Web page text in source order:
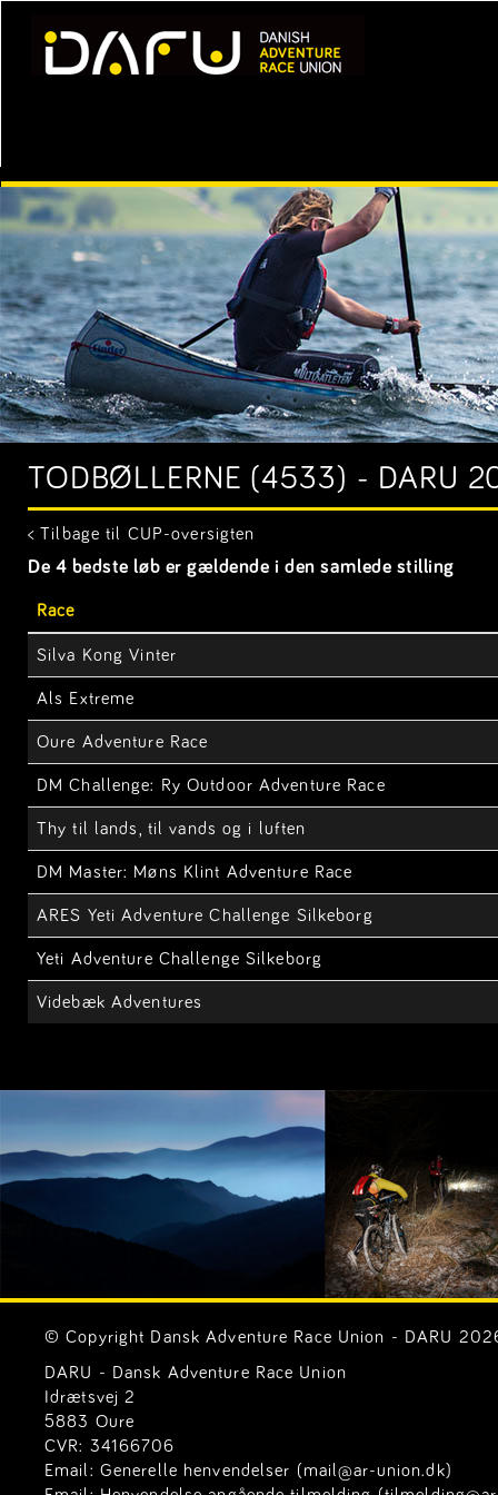
TODBØLLERNE (4533) - DARU
< Tilbage til CUP-oversigten
De 4 bedste løb er gældende i den samlede stilling
Race
Silva Kong Vinter
Als Extreme
Oure Adventure Race
DM Challenge: Ry Outdoor Adventure Race
Thy til lands, til vands og i luften
DM Master: Møns Klint Adventure Race
ARES Yeti Adventure Challenge Silkeborg
Yeti Adventure Challenge Silkeborg
Videbæk Adventures
© Copyright Dansk Adventure Race Union - DARU
DARU - Dansk Adventure Race Union
Idrætsvej 2
5883 Oure
CVR: 34166706
Email: Generelle henvendelser (mail@ar-union.dk)